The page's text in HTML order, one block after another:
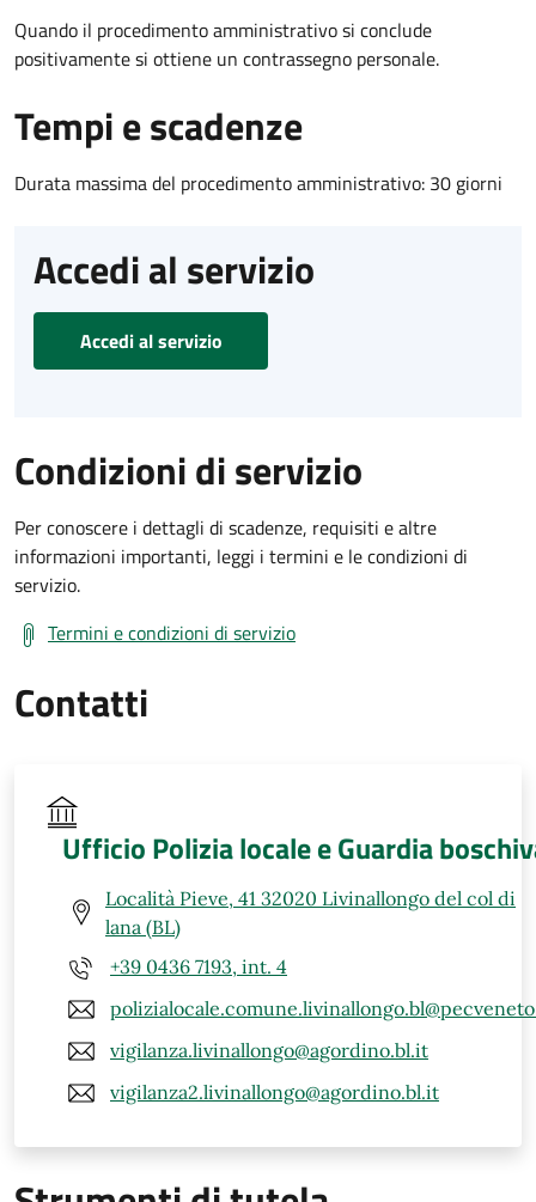
Quando il procedimento amministrativo si conclude
positivamente si ottiene un contrassegno personale.
Tempi e scadenze
Durata massima del procedimento amministrativo: 30 giorni
Accedi al servizio
Accedi al servizio
Condizioni di servizio
Per conoscere i dettagli di scadenze, requisiti e altre
informazioni importanti, leggi i termini e le condizioni di
servizio.
Termini e condizioni di servizio
Contatti
Ufficio Polizia locale e Guardia
Località Pieve, 41 32020 Livinallongo del col di
lana (BL)
+39 0436 7193, int. 4
vigilanza.livinallongo@agordino.bl.it
vigilanza2.livinallongo@agordino.bl.it